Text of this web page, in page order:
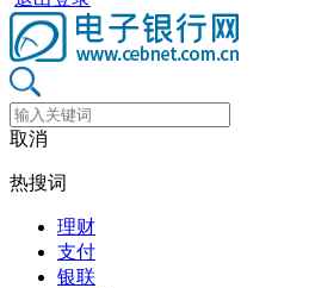
取消
热搜词
理财
支付
银联